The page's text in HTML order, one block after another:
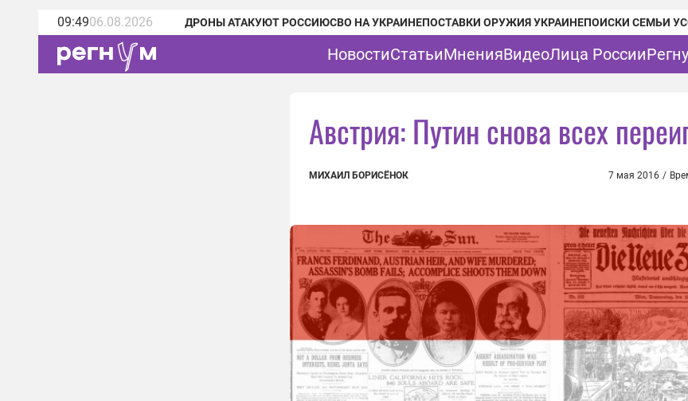
09:4906.08.2026 ДРОНЫ АТАКУЮТ РОССИЮСВО НА УКРАИНЕПОСТАВКИ ОРУЖИЯ УКРАИНЕПОИСКИ СЕМЬИ
НовостиСтатьиМненияВидеоЛица России
Австрия: Путин снова всех
МИХАИЛ БОРИСЁНОК 7 мая 2016 /